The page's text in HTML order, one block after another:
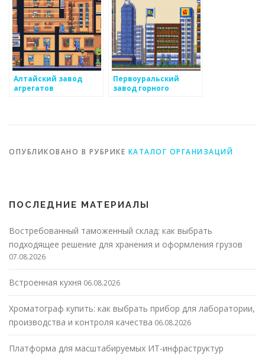
Алтайский завод
агрегатов
Первоуральский
завод горного
ОПУБЛИКОВАНО В РУБРИКЕ КАТАЛОГ ОРГАНИЗАЦИЙ
ПОСЛЕДНИЕ МАТЕРИАЛЫ
Востребованный таможенный склад: как выбрать
подходящее решение для хранения и оформления грузов
07.08.2026
Встроенная кухня 06.08.2026
Хроматограф купить: как выбрать прибор для лаборатории,
производства и контроля качества 06.08.2026
Платформа для масштабируемых ИТ-инфраструктур